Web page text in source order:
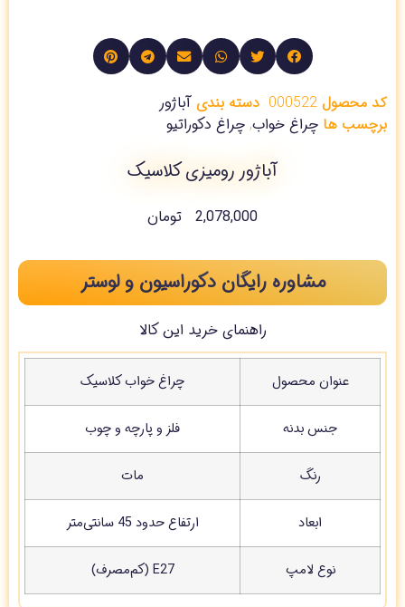
کد محصول 000522 دسته بندی آباژور
برچسب ها چراغ خواب, چراغ دکوراتیو
آباژور رومیزی کلاسیک
2,078,000 تومان
مشاوره رایگان دکوراسیون و لوستر
راهنمای خرید این کالا
عنوان محصول چراغ خواب کلاسیک
جنس بدنه فلز و پارچه و چوب
رنگ مات
ابعاد ارتفاع حدود 45 سانتی‌متر
نوع لامپ E27 (کم‌مصرف)